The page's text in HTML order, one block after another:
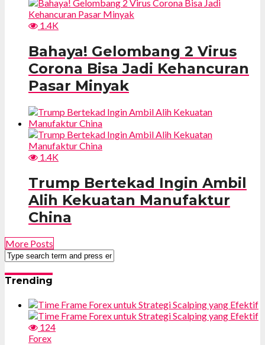
1.4K
Bahaya! Gelombang 2 Virus
Corona Bisa Jadi Kehancuran
Pasar Minyak
1.4K
Trump Bertekad Ingin Ambil
Alih Kekuatan Manufaktur
China
More Posts
Trending
124
Forex